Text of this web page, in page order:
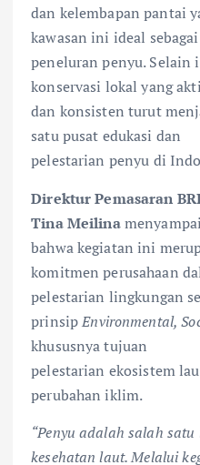
dan kelembapan pantai
kawasan ini ideal
peneluran penyu. Selain
konservasi lokal yang
dan konsisten turut
satu pusat edukasi dan
pelestarian penyu di
Direktur Pemasaran
Tina Meilina
bahwa kegiatan ini
komitmen perusahaan
pelestarian lingkungan
prinsipEnvironmental,
khususnya tujuan
pelestarian ekosistem
perubahan iklim.
“Penyu adalah salah
kesehatan laut. Melalui